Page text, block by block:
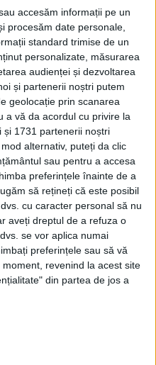
accesăm informații pe un
procesăm date personale,
standard trimise de un
personalizate, măsurarea
audienței și dezvoltarea
și partenerii noștri putem
geolocație prin scanarea
a vă da acordul cu privire la
și 1731 partenerii noștri
alternativ, puteți da clic
sau pentru a accesa
preferințele înainte de a
să rețineți că este posibil
cu caracter personal să nu
aveți dreptul de a refuza o
se vor aplica numai
preferințele sau să vă
revenind la acest site
din partea de jos a
a atacat-o
DE CITIRE
aparținător Țerova au fost
locuinței de frica unui bărbat
un topor!
NEWER POSTS